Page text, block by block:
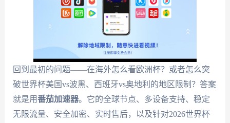
回到最初的问题——在海外怎么看欧洲杯？或者怎么突
破世界杯美国vs波黑、西班牙vs奥地利的地区限制？答案
就是用番茄加速器。它的全球节点、多设备支持、稳定
无限流量、安全加密、实时售后，以及针对2026世界杯